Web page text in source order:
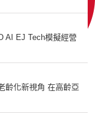
AI EJ Tech模擬經營
齡化新視角 在高齡亞